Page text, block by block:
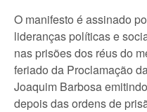
O manifesto é assinado
lideranças políticas e
nas prisões dos réus do
feriado da Proclamação
Joaquim Barbosa
depois das ordens de